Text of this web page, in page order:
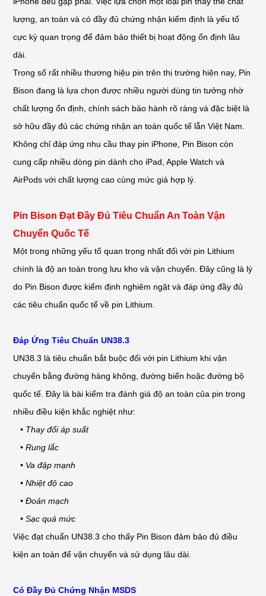
lượng, an toàn và có đầy đủ chứng nhận kiểm định là yếu tố
cực kỳ quan trọng để đảm bảo thiết bị hoạt động ổn định lâu
dài.
Trong số rất nhiều thương hiệu pin trên thị trường hiện nay, Pin
Bison đang là lựa chọn được nhiều người dùng tin tưởng nhờ
chất lượng ổn định, chính sách bảo hành rõ ràng và đặc biệt là
sở hữu đầy đủ các chứng nhận an toàn quốc tế lẫn Việt Nam.
Không chỉ đáp ứng nhu cầu thay pin iPhone, Pin Bison còn
cung cấp nhiều dòng pin dành cho iPad, Apple Watch và
AirPods với chất lượng cao cùng mức giá hợp lý.
Pin Bison Đạt Đầy Đủ Tiêu Chuẩn An Toàn Vận
Chuyển Quốc Tế
Một trong những yếu tố quan trọng nhất đối với pin Lithium
chính là độ an toàn trong lưu kho và vận chuyển. Đây cũng là lý
do Pin Bison được kiểm định nghiêm ngặt và đáp ứng đầy đủ
các tiêu chuẩn quốc tế về pin Lithium.
Đáp Ứng Tiêu Chuẩn UN38.3
UN38.3 là tiêu chuẩn bắt buộc đối với pin Lithium khi vận
chuyển bằng đường hàng không, đường biển hoặc đường bộ
quốc tế. Đây là bài kiểm tra đánh giá độ an toàn của pin trong
nhiều điều kiện khắc nghiệt như:
• Thay đổi áp suất
• Rung lắc
• Va đập mạnh
• Nhiệt độ cao
• Đoản mạch
• Sạc quá mức
Việc đạt chuẩn UN38.3 cho thấy Pin Bison đảm bảo đủ điều
kiện an toàn để vận chuyển và sử dụng lâu dài.
Có Đầy Đủ Chứng Nhận MSDS